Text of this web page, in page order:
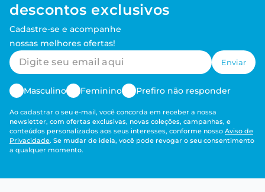
descontos exclusivos
Cadastre-se e acompanhe
nossas melhores ofertas!
Enviar
Masculino Feminino Prefiro não responder
Ao cadastrar o seu e-mail, você concorda em receber a nossa
newsletter, com ofertas exclusivas, novas coleções, campanhas, e
conteúdos personalizados aos seus interesses, conforme nosso Aviso de
Privacidade. Se mudar de ideia, você pode revogar o seu consentimento
a qualquer momento.